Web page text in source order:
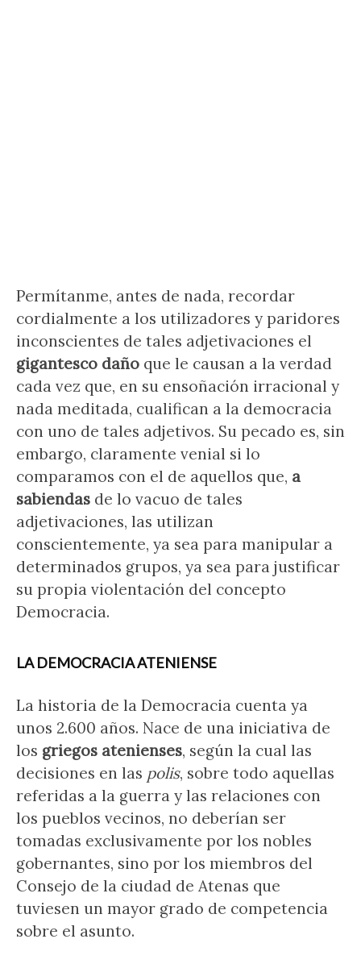
Permítanme, antes de nada, recordar
cordialmente a los utilizadores y paridores
inconscientes de tales adjetivaciones el
gigantesco daño que le causan a la verdad
cada vez que, en su ensoñación irracional y
nada meditada, cualifican a la democracia
con uno de tales adjetivos. Su pecado es, sin
embargo, claramente venial si lo
comparamos con el de aquellos que, a
sabiendas de lo vacuo de tales
adjetivaciones, las utilizan
conscientemente, ya sea para manipular a
determinados grupos, ya sea para justificar
su propia violentación del concepto
Democracia.
LA DEMOCRACIA ATENIENSE
La historia de la Democracia cuenta ya
unos 2.600 años. Nace de una iniciativa de
los griegos atenienses, según la cual las
decisiones en las polis, sobre todo aquellas
referidas a la guerra y las relaciones con
los pueblos vecinos, no deberían ser
tomadas exclusivamente por los nobles
gobernantes, sino por los miembros del
Consejo de la ciudad de Atenas que
tuviesen un mayor grado de competencia
sobre el asunto.